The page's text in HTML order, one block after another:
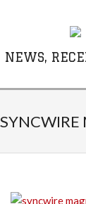
NEWS,
Menu
SYNCWIRE